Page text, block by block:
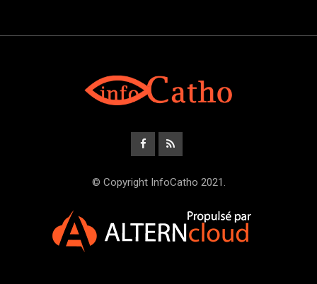
© Copyright InfoCatho 2021.